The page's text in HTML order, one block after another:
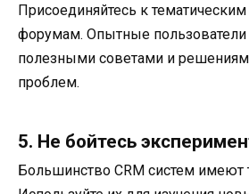
Присоединяйтесь к
форумам. Опытные пользователи
полезными советами и
проблем.
5. Не бойтесь
Большинство CRM систем